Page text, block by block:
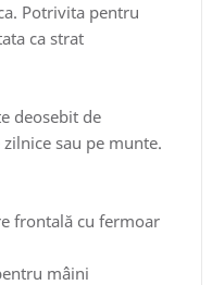
Potrivita pentru
ca strat
deosebit de
sau pe munte.
frontală cu fermoar
mâini